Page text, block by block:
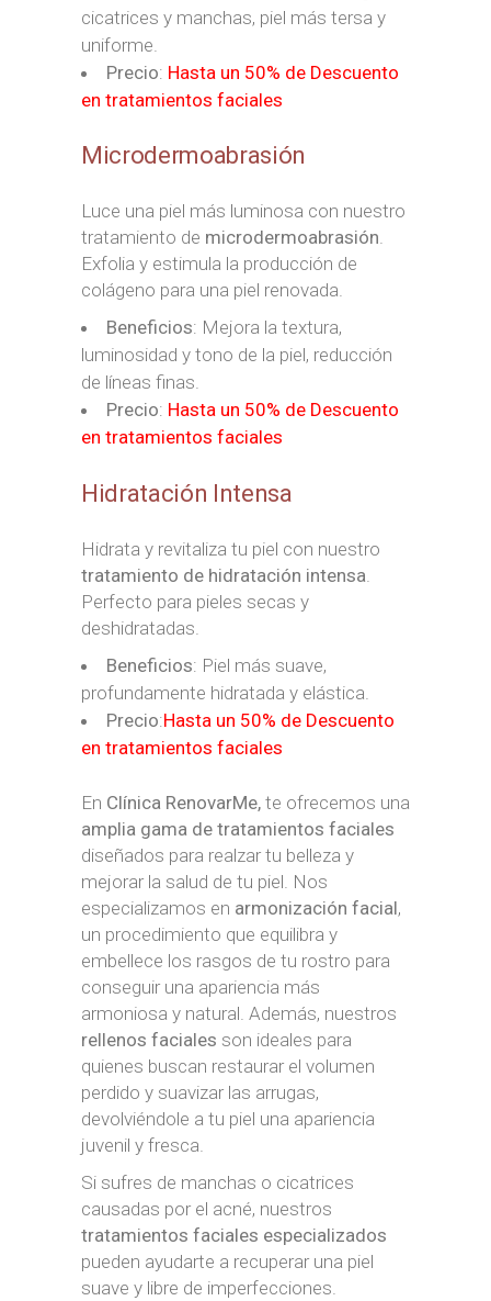
cicatrices y manchas, piel más tersa y
uniforme.
Precio: Hasta un 50% de Descuento
en tratamientos faciales
Microdermoabrasión
Luce una piel más luminosa con nuestro
tratamiento de microdermoabrasión.
Exfolia y estimula la producción de
colágeno para una piel renovada.
Beneficios: Mejora la textura,
luminosidad y tono de la piel, reducción
de líneas finas.
Precio: Hasta un 50% de Descuento
en tratamientos faciales
Hidratación Intensa
Hidrata y revitaliza tu piel con nuestro
tratamiento de hidratación intensa
Perfecto para pieles secas y
deshidratadas.
Beneficios: Piel más suave,
profundamente hidratada y elástica.
Precio:Hasta un 50% de Descuento
en tratamientos faciales
En Clínica RenovarMe, te ofrecemos una
amplia gama de tratamientos faciales
diseñados para realzar tu belleza y
mejorar la salud de tu piel. Nos
especializamos en armonización facial,
un procedimiento que equilibra y
embellece los rasgos de tu rostro para
conseguir una apariencia más
armoniosa y natural. Además, nuestros
rellenos faciales son ideales para
quienes buscan restaurar el volumen
perdido y suavizar las arrugas,
devolviéndole a tu piel una apariencia
juvenil y fresca.
Si sufres de manchas o cicatrices
causadas por el acné, nuestros
tratamientos faciales especializados
pueden ayudarte a recuperar una piel
suave y libre de imperfecciones.